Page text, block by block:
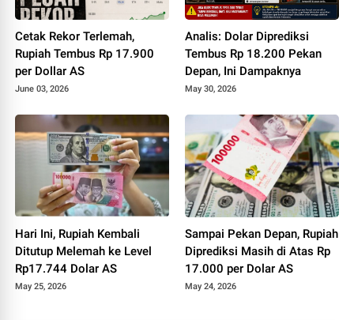
Cetak Rekor Terlemah,
Rupiah Tembus Rp 17.900
per Dollar AS
June 03, 2026
Analis: Dolar Diprediksi
Tembus Rp 18.200 Pekan
Depan, Ini Dampaknya
May 30, 2026
Hari Ini, Rupiah Kembali
Ditutup Melemah ke Level
Rp17.744 Dolar AS
May 25, 2026
Sampai Pekan Depan, Rupiah
Diprediksi Masih di Atas Rp
17.000 per Dolar AS
May 24, 2026